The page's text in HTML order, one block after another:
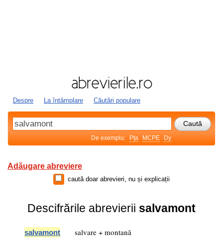
Despre La întâmplare Căutări populare
De exemplu: Pța MCPE Dy
Adăugare abreviere
caută doar abrevieri, nu și explicații
Descifrările abrevierii salvamont
salvamont salvare + montană